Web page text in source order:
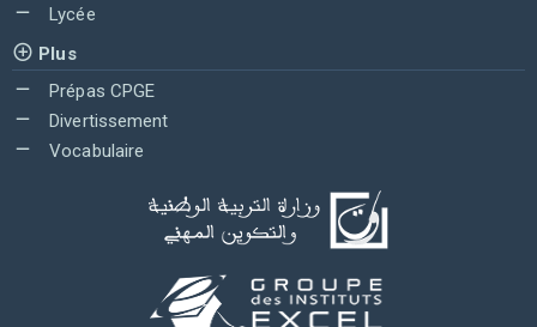
Lycée
Plus
Prépas CPGE
Divertissement
Vocabulaire